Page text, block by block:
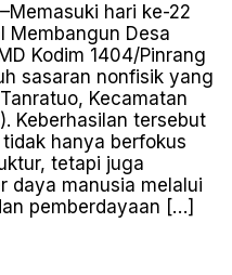
hari ke-22
Membangun Desa
Kodim 1404/Pinrang
sasaran nonfisik yang
Kecamatan
Keberhasilan tersebut
hanya berfokus
tetapi juga
daya manusia melalui
pemberdayaan […]